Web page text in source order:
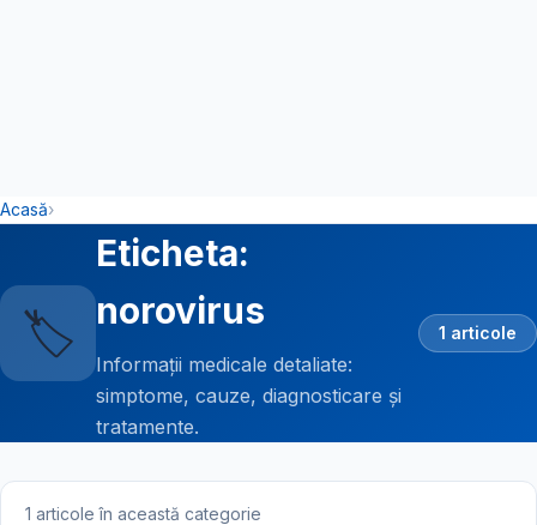
Acasă›
🏷️
Eticheta:
norovirus
Informații medicale detaliate:
simptome, cauze, diagnosticare și
tratamente.
1 articole
1 articole în această categorie